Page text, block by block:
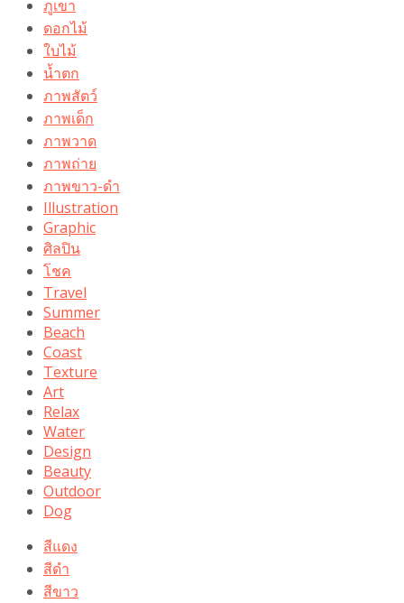
ภูเขา
ดอกไม้
ใบไม้
น้ำตก
ภาพสัตว์
ภาพเด็ก
ภาพวาด
ภาพถ่าย
ภาพขาว-ดำ
Illustration
Graphic
ศิลปิน
โชค
Travel
Summer
Beach
Coast
Texture
Art
Relax
Water
Design
Beauty
Outdoor
Dog
สีแดง
สีดำ
สีขาว